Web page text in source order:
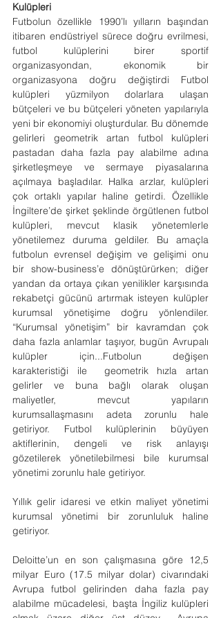
Kulüpleri
Futbolun özellikle 1990’lı yılların başından
itibaren endüstriyel sürece doğru evrilmesi,
futbol kulüplerini birer sportif
organizasyondan, ekonomik bir
organizasyona doğru değiştirdi Futbol
kulüpleri yüzmilyon dolarlara ulaşan
bütçeleri ve bu bütçeleri yöneten yapılarıyla
yeni bir ekonomiyi oluşturdular. Bu dönemde
gelirleri geometrik artan futbol kulüpleri
pastadan daha fazla pay alabilme adına
şirketleşmeye ve sermaye piyasalarına
açılmaya başladılar. Halka arzlar, kulüpleri
çok ortaklı yapılar haline getirdi. Özellikle
İngiltere’de şirket şeklinde örgütlenen futbol
kulüpleri, mevcut klasik yönetemlerle
yönetilemez duruma geldiler. Bu amaçla
futbolun evrensel değişim ve gelişimi onu
bir show-business’e dönüştürürken; diğer
yandan da ortaya çıkan yenilikler karşısında
rekabetçi gücünü artırmak isteyen kulüpler
kurumsal yönetişime doğru yönlendiler.
“Kurumsal yönetişim” bir kavramdan çok
daha fazla anlamlar taşıyor, bugün Avrupalı
kulüpler için...Futbolun değişen
karakteristiği ile  geometrik hızla artan
gelirler ve buna bağlı olarak oluşan
maliyetler, mevcut yapıların
kurumsallaşmasını adeta zorunlu hale
getiriyor. Futbol kulüplerinin büyüyen
aktiflerinin, dengeli ve risk anlayışı
gözetilerek yönetilebilmesi bile kurumsal
yönetimi zorunlu hale getiriyor.
Yıllık gelir idaresi ve etkin maliyet yönetimi
kurumsal yönetimi bir zorunluluk haline
getiriyor.
Deloitte’un en son çalışmasına göre 12,5
milyar Euro (17.5 milyar dolar) civarındaki
Avrupa futbol gelirinden daha fazla pay
alabilme mücadelesi, başta İngiliz kulüpleri